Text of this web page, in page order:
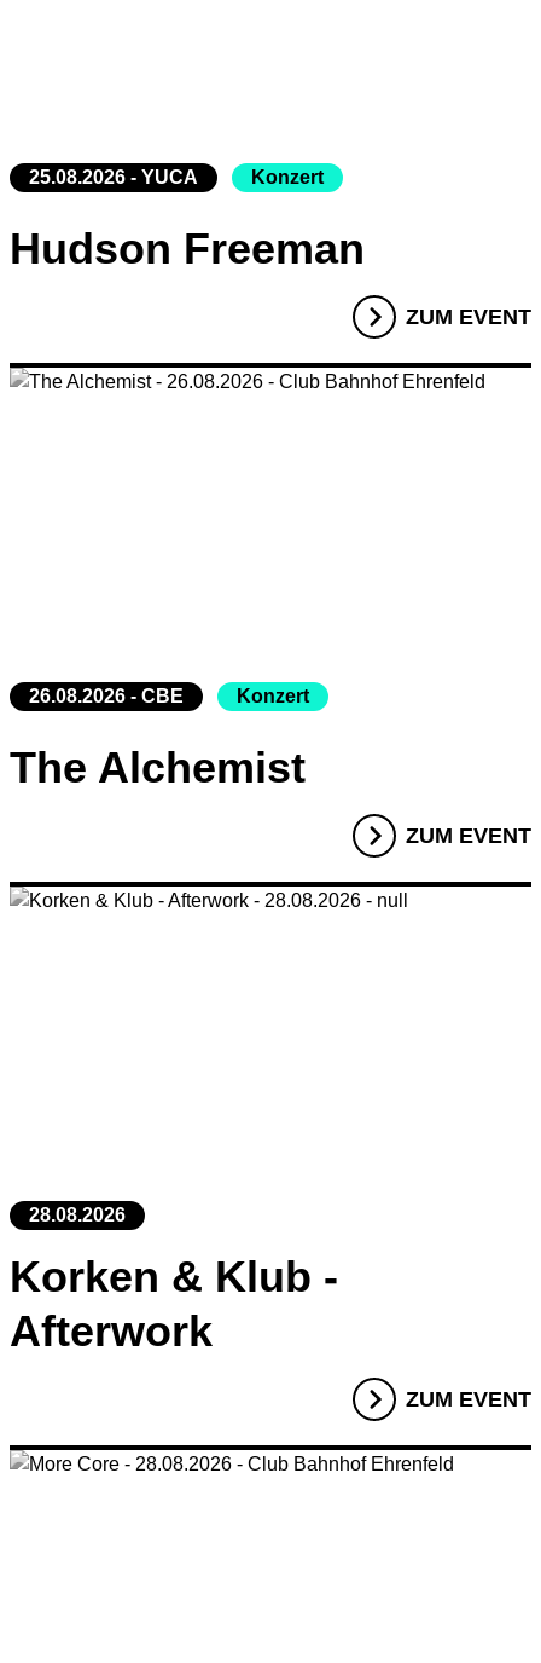
25.08.2026 - YUCA Konzert
Hudson Freeman
ZUM EVENT
26.08.2026 - CBE Konzert
The Alchemist
ZUM EVENT
28.08.2026
Korken & Klub -
Afterwork
ZUM EVENT